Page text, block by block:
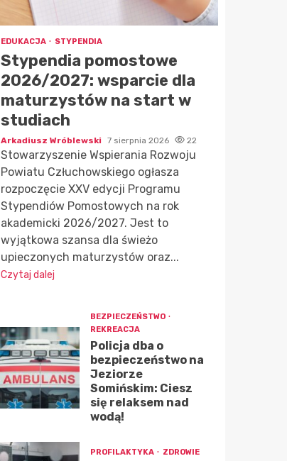
EDUKACJA STYPENDIA
Stypendia pomostowe
2026/2027: wsparcie dla
maturzystów na start w
studiach
Arkadiusz Wróblewski 7 sierpnia 2026 22
Stowarzyszenie Wspierania Rozwoju
Powiatu Człuchowskiego ogłasza
rozpoczęcie XXV edycji Programu
Stypendiów Pomostowych na rok
akademicki 2026/2027. Jest to
wyjątkowa szansa dla świeżo
upieczonych maturzystów oraz...
Czytaj dalej
BEZPIECZEŃSTWO
REKREACJA
Policja dba o
bezpieczeństwo na
Jeziorze
Somińskim: Ciesz
się relaksem nad
wodą!
PROFILAKTYKA ZDROWIE